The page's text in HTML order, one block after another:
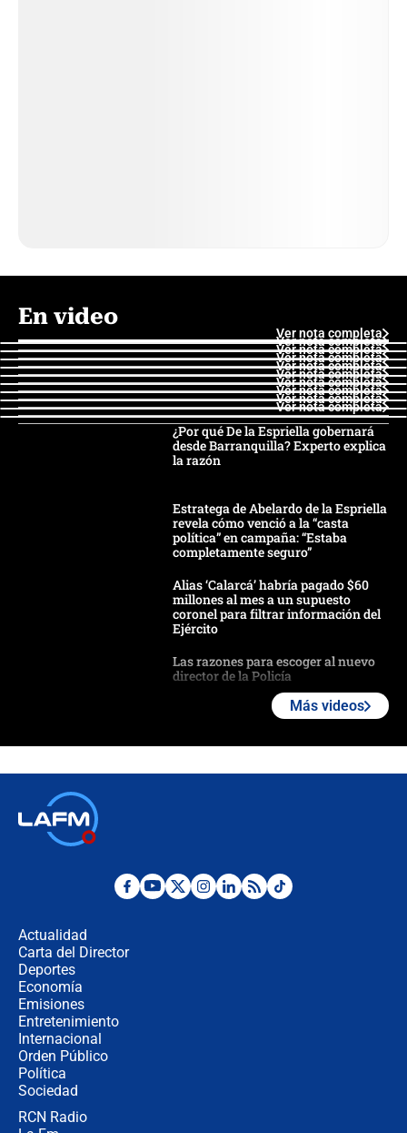
En video
Ver nota completa
Ver nota completa
Ver nota completa
Ver nota completa
Ver nota completa
Ver nota completa
Ver nota completa
Ver nota completa
Ver nota completa
Ver nota completa
¿Por qué De la Espriella gobernará
desde Barranquilla? Experto explica
la razón
Estratega de Abelardo de la Espriella
revela cómo venció a la “casta
política” en campaña: “Estaba
completamente seguro”
Alias ‘Calarcá’ habría pagado $60
millones al mes a un supuesto
coronel para filtrar información del
Ejército
Las razones para escoger al nuevo
director de la Policía
"No hubo fraude ni posibilidad de
Más videos
Actualidad
Carta del Director
Deportes
Economía
Emisiones
Entretenimiento
Internacional
Orden Público
Política
Sociedad
RCN Radio